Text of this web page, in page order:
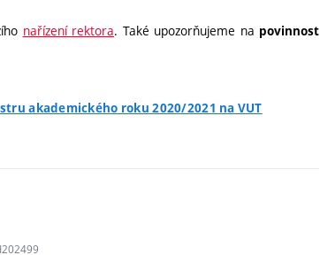
nařízení rektora. Také upozorňujeme na povinnost
akademického roku 2020/2021 na VUT